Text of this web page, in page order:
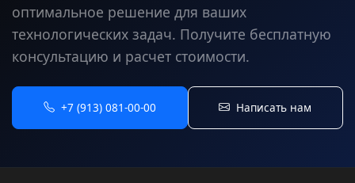
оптимальное решение для ваших
технологических задач. Получите бесплатную
консультацию и расчет стоимости.
+7 (913) 081-00-00 Написать нам